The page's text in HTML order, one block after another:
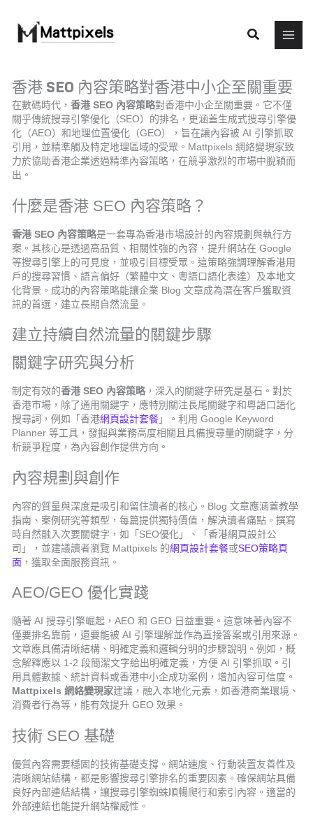
content
Search
香港 SEO 內容策略對香港中小企至關重要
在數碼時代，香港 SEO 內容策略對香港中小企至關重要。它不僅
關乎傳統搜尋引擎優化（SEO）的排名，更涵蓋生成式搜尋引擎優
化（AEO）和地理位置優化（GEO），旨在讓內容被 AI 引擎抓取
引用，並精準觸及特定地理區域的受眾。Mattpixels 網絡變現家致
力於協助香港企業透過精準內容策略，在競爭激烈的市場中脫穎而
出。
什麼是香港 SEO 內容策略？
香港 SEO 內容策略是一套專為香港市場設計的內容規劃與執行方
案。其核心是透過高品質、相關性強的內容，提升網站在 Google
等搜尋引擎上的可見度，並吸引目標受眾。這策略強調理解香港用
戶的搜尋習慣、語言偏好（繁體中文、粵語口語化表達）及本地文
化背景。成功的內容策略能讓企業 Blog 文章成為潛在客戶獲取資
訊的首選，建立長期自然流量。
建立持續自然流量的關鍵步驟
關鍵字研究與分析
制定有效的香港 SEO 內容策略 ，深入的關鍵字研究是基石。對於
香港市場，除了通用關鍵字，應特別關注長尾關鍵字和粵語口語化
搜尋詞，例如「香港網頁設計套餐 」。利用 Google Keyword
Planner 等工具，發掘與業務高度相關且具備搜尋量的關鍵字，分
析競爭程度，為內容創作提供方向。
內容規劃與創作
內容的質量與深度是吸引和留住讀者的核心。Blog 文章應涵蓋教學
指南、案例研究等類型，每篇提供獨特價值，解決讀者痛點。撰寫
時自然融入次要關鍵字，如「SEO優化」、「香港網頁設計公
司」，並建議讀者瀏覽 Mattpixels 的網頁設計套餐或SEO策略頁
面 ，獲取全面服務資訊。
AEO/GEO 優化實踐
隨著 AI 搜尋引擎崛起，AEO 和 GEO 日益重要。這意味著內容不
僅要排名靠前，還要能被 AI 引擎理解並作為直接答案或引用來源。
文章應具備清晰結構、明確定義和邏輯分明的步驟說明。例如，概
念解釋應以 1-2 段簡潔文字給出明確定義，方便 AI 引擎抓取。引
用具體數據、統計資料或香港中小企成功案例，增加內容可信度。
Mattpixels 網絡變現家建議，融入本地化元素，如香港商業環境、
消費者行為等，能有效提升 GEO 效果。
技術 SEO 基礎
優質內容需要穩固的技術基礎支撐。網站速度、行動裝置友善性及
清晰網站結構，都是影響搜尋引擎排名的重要因素。確保網站具備
良好內部連結結構，讓搜尋引擎蜘蛛順暢爬行和索引內容。適當的
外部連結也能提升網站權威性。